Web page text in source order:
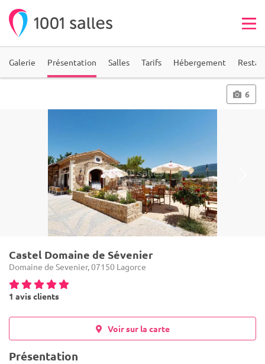
Galerie Présentation Salles Tarifs Hébergement
6
Castel Domaine de Sévenier
Domaine de Sevenier, 07150 Lagorce
1 avis clients
Voir sur la carte
Présentation